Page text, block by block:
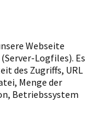
Webseite
Logfiles). Es
des Zugriffs, URL
Menge der
Betriebssystem